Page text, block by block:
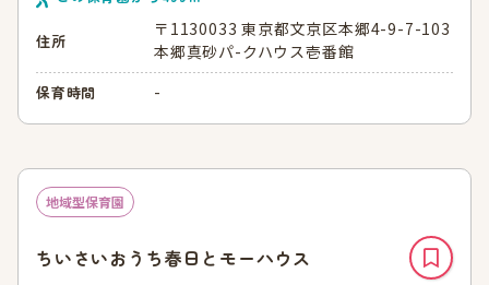
住所
〒1130033 東京都文京区本郷4-9-7-103
本郷真砂パ-クハウス壱番館
保育時間 -
地域型保育園
ちいさいおうち春日とモーハウス